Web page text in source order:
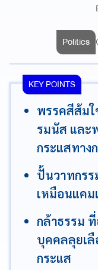
Politics
KEY POINTS
พรรคสีส้มใ
รมนัส และ
กระแสทาง
ปั้นวาทกรร
เหมือนแคม
กล้าธรรม
บุคคลลุยเลื
กระแส